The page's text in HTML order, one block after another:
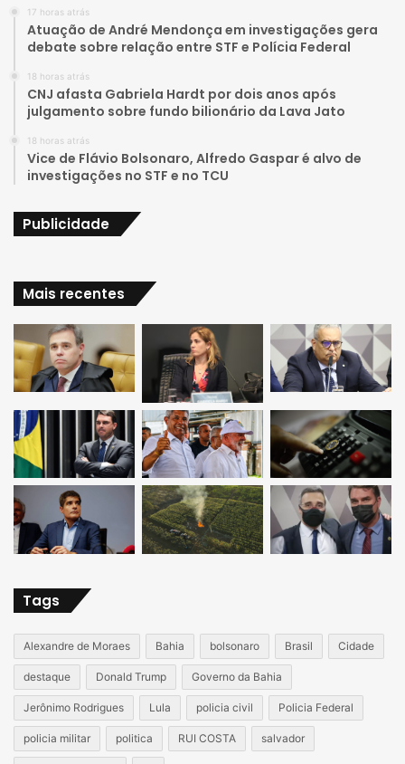
b
e
a
g
r
m
17 horas atrás
Atuação de André Mendonça em investigações gera
debate sobre relação entre STF e Polícia Federal
18 horas atrás
CNJ afasta Gabriela Hardt por dois anos após
julgamento sobre fundo bilionário da Lava Jato
18 horas atrás
Vice de Flávio Bolsonaro, Alfredo Gaspar é alvo de
investigações no STF e no TCU
Publicidade
Mais recentes
Tags
Alexandre de Moraes Bahia bolsonaro Brasil Cidade
destaque Donald Trump Governo da Bahia
Jerônimo Rodrigues Lula policia civil Policia Federal
policia militar politica RUI COSTA salvador